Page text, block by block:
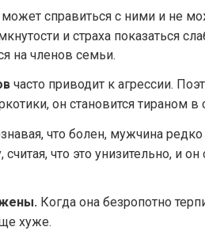
справиться с ними и не
и страха показаться
на членов семьи.
часто приводит к агрессии.
он становится тираном в
что болен, мужчина редко
что это унизительно, и
Когда она безропотно
хуже.